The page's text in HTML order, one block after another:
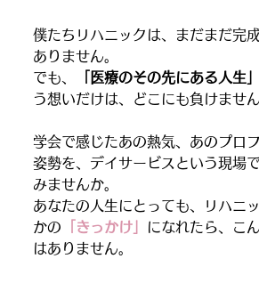
僕たちリハニックは、まだまだ完
ありません。
でも、
「医療のその先にある人生」
う想いだけは、どこにも負けません
学会で感じたあの熱気、あのプロ
姿勢を、デイサービスという現場
みませんか。
あなたの人生にとっても、リハニ
かの 「きっかけ」
になれたら、こ
はありません。